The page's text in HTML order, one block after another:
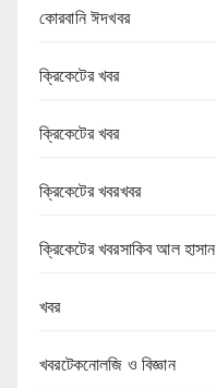
কোরবানি ঈদখবর
ক্রিকেটের খবর
ক্রিকেটের খবর
ক্রিকেটের খবরখবর
ক্রিকেটের খবরসাকিব আল হাসান
খবর
খবরটেকনোলজি ও বিজ্ঞান